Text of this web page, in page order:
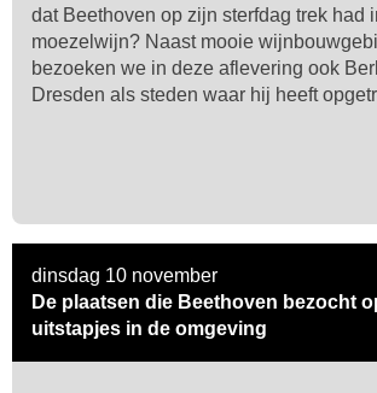
dat Beethoven op zijn sterfdag trek had
moezelwijn? Naast mooie
bezoeken we in deze aflevering ook
Dresden als steden waar hij heeft
dinsdag 10 november
De plaatsen die Beethoven bezocht
uitstapjes in de omgeving